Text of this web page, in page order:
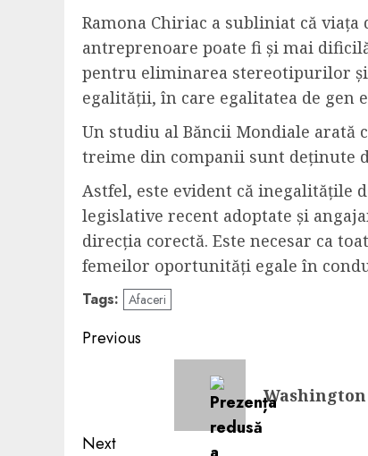
Ramona Chiriac a subliniat că
antreprenoare poate fi și mai
pentru eliminarea stereotipurilor
egalității, în care egalitatea de gen
Un studiu al Băncii Mondiale arată
treime din companii sunt deținute
Astfel, este evident că inegalitățile
legislative recent adoptate și
direcția corectă. Este necesar ca
femeilor oportunități egale în
Tags: Afaceri
Post
navigation
Previous
Next